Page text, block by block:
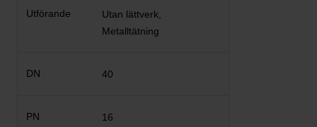
Utan lättverk,
Metalltätning
40
16